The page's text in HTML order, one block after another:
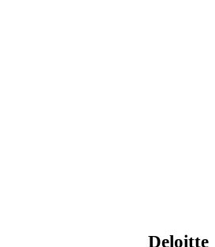
Deloitte